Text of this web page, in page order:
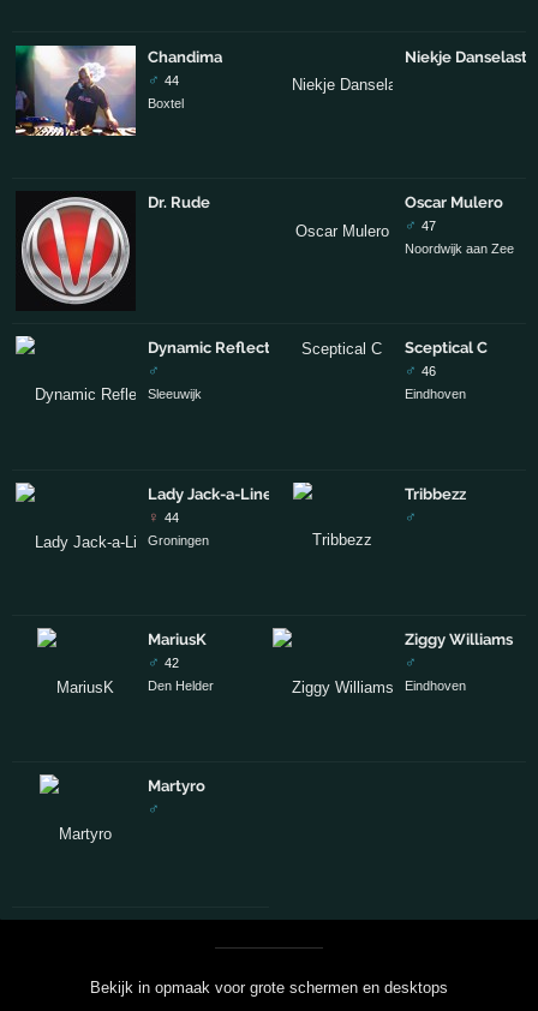
Chandima
♂ 44
Boxtel
Dr. Rude
Dynamic Reflection
♂
Sleeuwijk
Lady Jack-a-Line
♀ 44
Groningen
MariusK
♂ 42
Den Helder
Martyro
♂
Niekje
Oscar Mulero
♂ 47
Noordwijk aan Zee
Sceptical C
♂ 46
Eindhoven
Tribbezz
♂
Ziggy Williams
♂
Eindhoven
Bekijk in opmaak voor grote schermen en desktops